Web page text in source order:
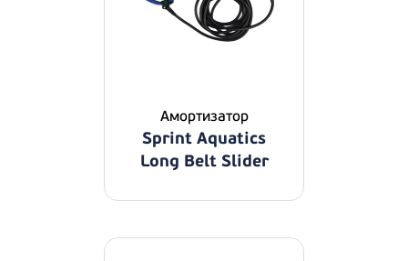
Амортизатор
Sprint Aquatics
Long Belt Slider